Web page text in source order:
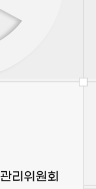
리위원회